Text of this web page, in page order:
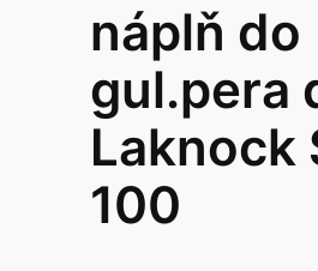
náplň do
gul.pera
Laknock
100